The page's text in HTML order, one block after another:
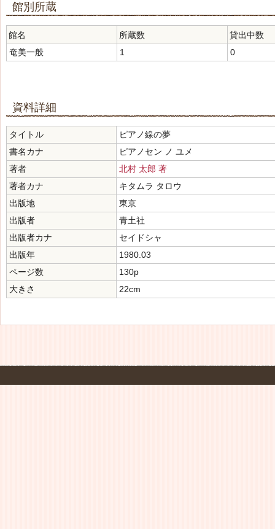
館別所蔵
館名 所蔵数
貸出中数
奄美一般
1 0
資料詳細
タイトル
ピアノ線の夢
書名カナ
ピアノセン ノ ユメ
著者
北村 太郎 著
著者カナ
キタムラ タロウ
出版地
東京
出版者
青土社
出版者カナ
セイドシャ
出版年
1980.03
ページ数
130p
大きさ
22cm